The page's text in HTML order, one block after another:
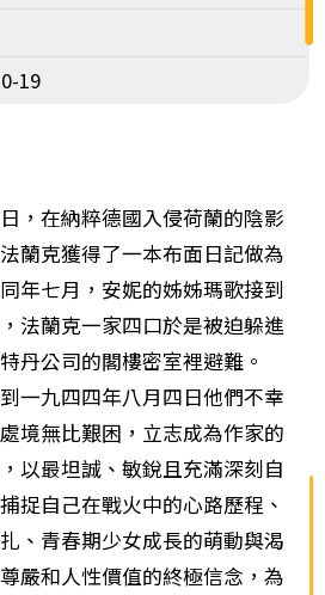
19
，在納粹德國入侵荷蘭的陰影
蘭克獲得了一本布面日記做為
年七月，安妮的姊姊瑪歌接到
法蘭克一家四口於是被迫躲進
丹公司的閣樓密室裡避難。
九四四年八月四日他們不幸
境無比艱困，立志成為作家的
以最坦誠、敏銳且充滿深刻自
捉自己在戰火中的心路歷程、
、青春期少女成長的萌動與渴
嚴和人性價值的終極信念，為